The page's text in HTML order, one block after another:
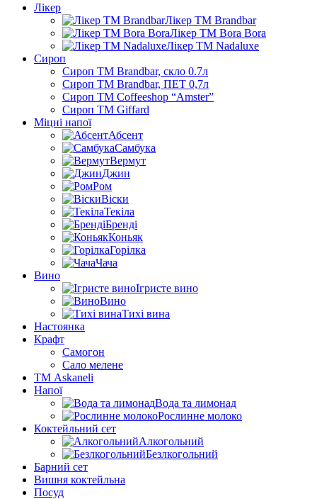
Лікер
Лікер ТМ Brandbar
Лікер ТМ Bora Bora
Лікер ТМ Nadaluxe
Сироп
Сироп TM Brandbar, скло 0.7л
Сироп TM Brandbar, ПЕТ 0,7л
Сироп TM Coffeeshop “Amster”
Сироп TM Giffard
Міцні напої
Абсент
Самбука
Вермут
Джин
Ром
Віски
Текіла
Бренді
Коньяк
Горілка
Чача
Вино
Ігристе вино
Вино
Тихі вина
Настоянка
Крафт
Самогон
Сало мелене
ТМ Askaneli
Напої
Вода та лимонад
Рослинне молоко
Коктейльний сет
Алкогольний
Безлкогольний
Барний сет
Вишня коктейльна
Посуд